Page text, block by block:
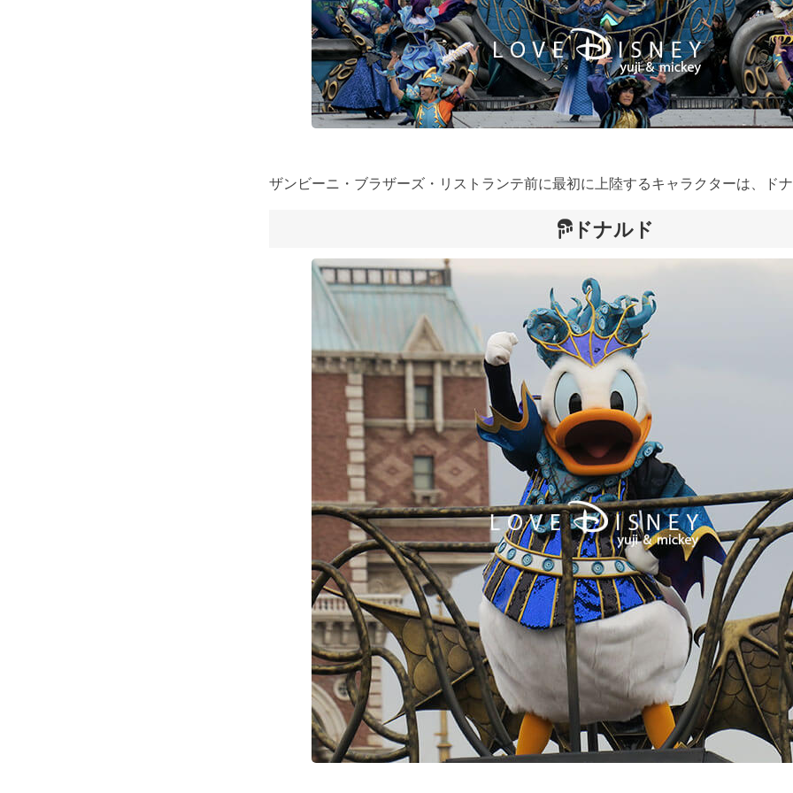
ザンビーニ・ブラザーズ・リストランテ前に最初に上陸するキャラクターは、ド
ドナルド